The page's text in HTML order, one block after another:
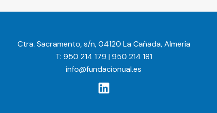
Ctra. Sacramento, s/n, 04120 La Cañada, Almería
T: 950 214 179 | 950 214 181
info@fundacionual.es